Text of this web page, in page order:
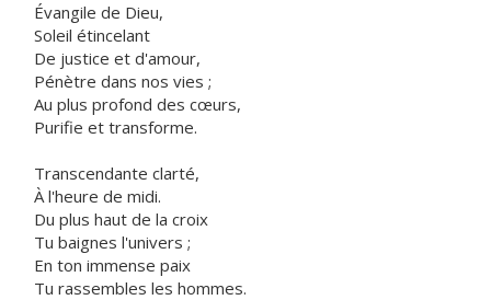
Évangile de Dieu,
Soleil étincelant
De justice et d'amour,
Pénètre dans nos vies ;
Au plus profond des cœurs,
Purifie et transforme.
Transcendante clarté,
À l'heure de midi.
Du plus haut de la croix
Tu baignes l'univers ;
En ton immense paix
Tu rassembles les hommes.